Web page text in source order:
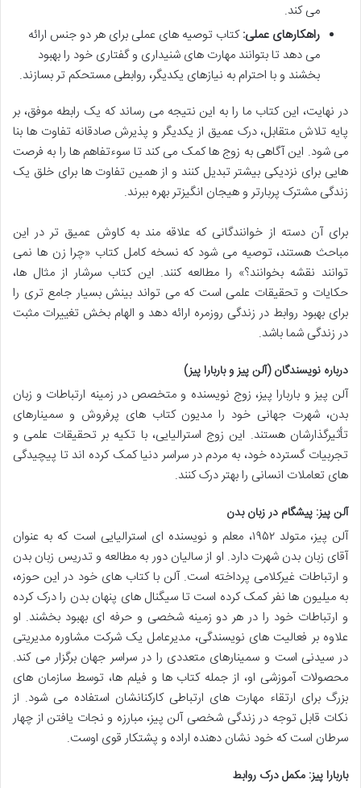
می کند.
راهکارهای عملی:کتاب توصیه های عملی برای هر دو جنس ارائه
می دهد تا بتوانند مهارت های شنیداری و گفتاری خود را بهبود
بخشند و با احترام به نیازهای یکدیگر، روابطی مستحکم تر بسازند.
در نهایت، این کتاب ما را به این نتیجه می رساند که یک رابطه موفق، بر
پایه تلاش متقابل، درک عمیق از یکدیگر و پذیرش صادقانه تفاوت ها بنا
می شود. این آگاهی به زوج ها کمک می کند تا سوءتفاهم ها را به فرصت
هایی برای نزدیکی بیشتر تبدیل کنند و از همین تفاوت ها برای خلق یک
زندگی مشترک پربارتر و هیجان انگیزتر بهره ببرند.
برای آن دسته از خوانندگانی که علاقه مند به کاوش عمیق تر در این
مباحث هستند، توصیه می شود که نسخه کامل کتاب «چرا زن ها نمی
توانند نقشه بخوانند؟» را مطالعه کنند. این کتاب سرشار از مثال ها،
حکایات و تحقیقات علمی است که می تواند بینش بسیار جامع تری را
برای بهبود روابط در زندگی روزمره ارائه دهد و الهام بخش تغییرات مثبت
در زندگی شما باشد.
درباره نویسندگان (آلن پیز و باربارا پیز)
آلن پیز و باربارا پیز، زوج نویسنده و متخصص در زمینه ارتباطات و زبان
بدن، شهرت جهانی خود را مدیون کتاب های پرفروش و سمینارهای
تأثیرگذارشان هستند. این زوج استرالیایی، با تکیه بر تحقیقات علمی و
تجربیات گسترده خود، به مردم در سراسر دنیا کمک کرده اند تا پیچیدگی
های تعاملات انسانی را بهتر درک کنند.
آلن پیز: پیشگام در زبان بدن
آلن پیز، متولد ۱۹۵۲، معلم و نویسنده ای استرالیایی است که به عنوان
آقای زبان بدن شهرت دارد. او از سالیان دور به مطالعه و تدریس زبان بدن
و ارتباطات غیرکلامی پرداخته است. آلن با کتاب های خود در این حوزه،
به میلیون ها نفر کمک کرده است تا سیگنال های پنهان بدن را درک کرده
و ارتباطات خود را در هر دو زمینه شخصی و حرفه ای بهبود بخشند. او
علاوه بر فعالیت های نویسندگی، مدیرعامل یک شرکت مشاوره مدیریتی
در سیدنی است و سمینارهای متعددی را در سراسر جهان برگزار می کند.
محصولات آموزشی او، از جمله کتاب ها و فیلم ها، توسط سازمان های
بزرگ برای ارتقاء مهارت های ارتباطی کارکنانشان استفاده می شود. از
نکات قابل توجه در زندگی شخصی آلن پیز، مبارزه و نجات یافتن از چهار
سرطان است که خود نشان دهنده اراده و پشتکار قوی اوست.
باربارا پیز: مکمل درک روابط